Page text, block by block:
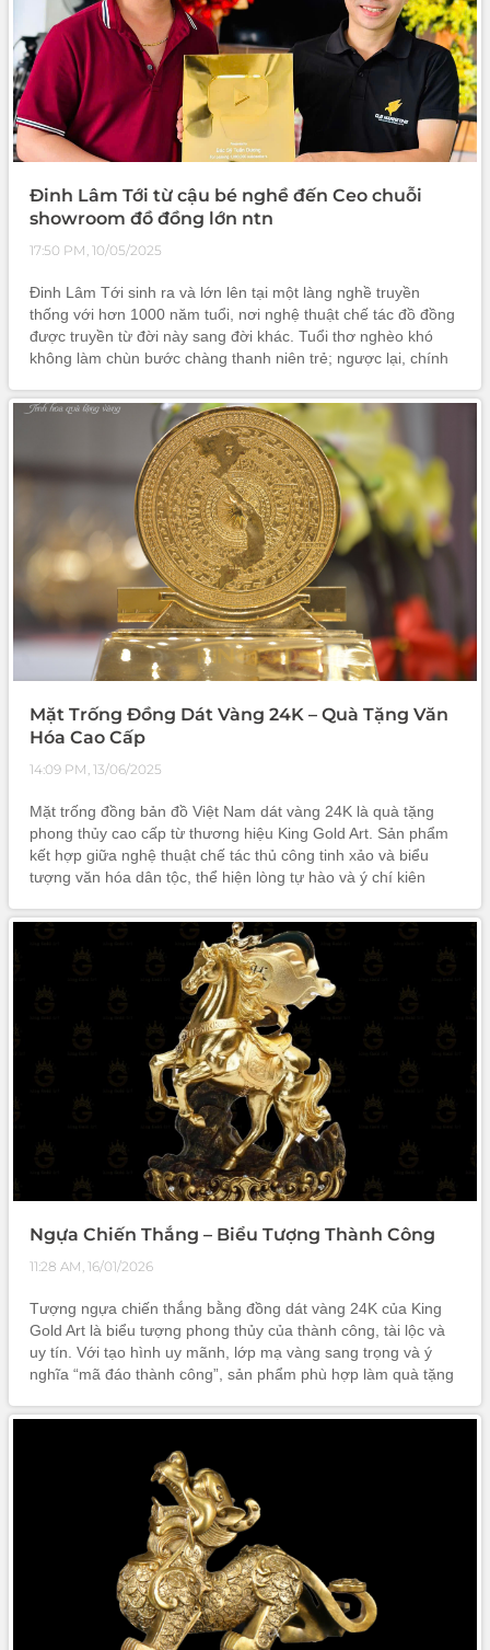
Đinh Lâm Tới từ cậu bé nghề đến Ceo chuỗi
showroom đồ đồng lớn ntn
17:50 PM, 10/05/2025
Đinh Lâm Tới sinh ra và lớn lên tại một làng nghề truyền
thống với hơn 1000 năm tuổi, nơi nghệ thuật chế tác đồ đồng
được truyền từ đời này sang đời khác. Tuổi thơ nghèo khó
không làm chùn bước chàng thanh niên trẻ; ngược lại, chính
những sản phẩm
Mặt Trống Đồng Dát Vàng 24K – Quà Tặng Văn
Hóa Cao Cấp
14:09 PM, 13/06/2025
Mặt trống đồng bản đồ Việt Nam dát vàng 24K là quà tặng
phong thủy cao cấp từ thương hiệu King Gold Art. Sản phẩm
kết hợp giữa nghệ thuật chế tác thủ công tinh xảo và biểu
tượng văn hóa dân tộc, thể hiện lòng tự hào và ý chí kiên
dát vàng, đ
Ngựa Chiến Thắng – Biểu Tượng Thành Công
11:28 AM, 16/01/2026
Tượng ngựa chiến thắng bằng đồng dát vàng 24K của King
Gold Art là biểu tượng phong thủy của thành công, tài lộc và
uy tín. Với tạo hình uy mãnh, lớp mạ vàng sang trọng và ý
nghĩa “mã đáo thành công”, sản phẩm phù hợp làm quà tặng
cấp, khẳng định đẳng cấp và tầm nhìn dài hạn.